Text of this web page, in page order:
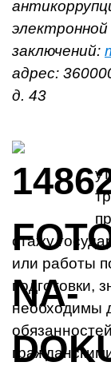
заключений:
адрес:
д. 43
стажу
или работы
подготовки,
необходимы